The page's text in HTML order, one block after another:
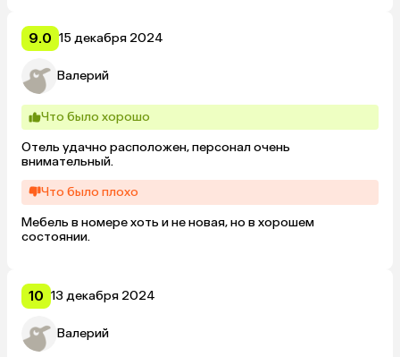
9.0 15 декабря 2024
Валерий
Что было хорошо
Отель удачно расположен, персонал очень
внимательный.
Что было плохо
Мебель в номере хоть и не новая, но в хорошем
состоянии.
10 13 декабря 2024
Валерий